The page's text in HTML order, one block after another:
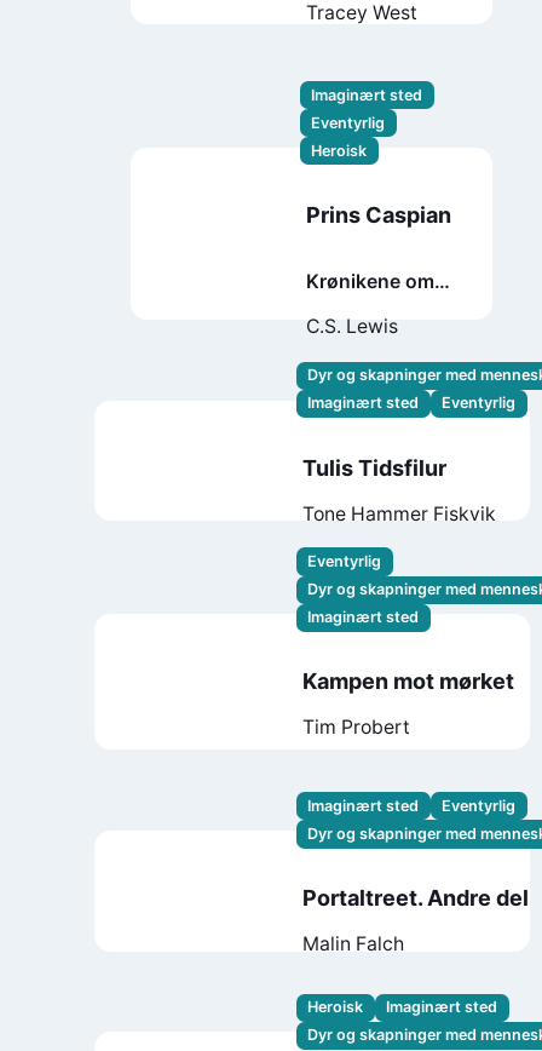
Tracey West
Imaginært sted
Eventyrlig
Heroisk
Prins Caspian
Krønikene om
C.S. Lewis
Dyr og skapninger med
Imaginært sted
Eventyrlig
Tulis Tidsfilur
Tone Hammer Fiskvik
Eventyrlig
Dyr og skapninger med
Imaginært sted
Kampen mot mørket
Tim Probert
Imaginært sted
Eventyrlig
Dyr og skapninger med
Portaltreet. Andre del
Malin Falch
Heroisk
Imaginært sted
Dyr og skapninger med